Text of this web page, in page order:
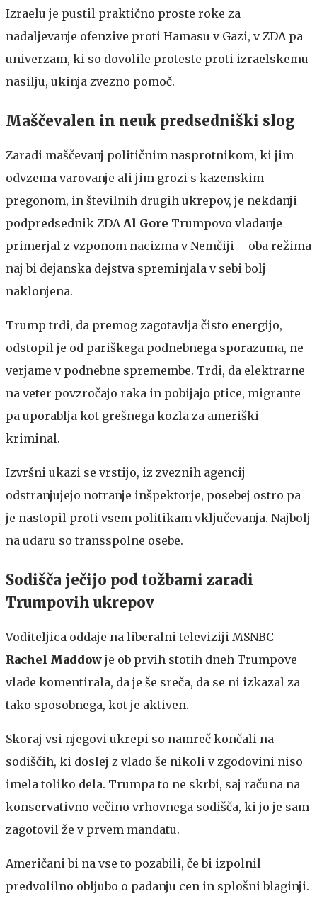
Izraelu je pustil praktično proste roke za
nadaljevanje ofenzive proti Hamasu v Gazi, v ZDA pa
univerzam, ki so dovolile proteste proti izraelskemu
nasilju, ukinja zvezno pomoč.
Maščevalen in neuk predsedniški slog
Zaradi maščevanj političnim nasprotnikom, ki jim
odvzema varovanje ali jim grozi s kazenskim
pregonom, in številnih drugih ukrepov, je nekdanji
podpredsednik ZDA Al Gore Trumpovo vladanje
primerjal z vzponom nacizma v Nemčiji – oba režima
naj bi dejanska dejstva spreminjala v sebi bolj
naklonjena.
Trump trdi, da premog zagotavlja čisto energijo,
odstopil je od pariškega podnebnega sporazuma, ne
verjame v podnebne spremembe. Trdi, da elektrarne
na veter povzročajo raka in pobijajo ptice, migrante
pa uporablja kot grešnega kozla za ameriški
kriminal.
Izvršni ukazi se vrstijo, iz zveznih agencij
odstranjujejo notranje inšpektorje, posebej ostro pa
je nastopil proti vsem politikam vključevanja. Najbolj
na udaru so transspolne osebe.
Sodišča ječijo pod tožbami zaradi
Trumpovih ukrepov
Voditeljica oddaje na liberalni televiziji MSNBC
Rachel Maddow je ob prvih stotih dneh Trumpove
vlade komentirala, da je še sreča, da se ni izkazal za
tako sposobnega, kot je aktiven.
Skoraj vsi njegovi ukrepi so namreč končali na
sodiščih, ki doslej z vlado še nikoli v zgodovini niso
imela toliko dela. Trumpa to ne skrbi, saj računa na
konservativno večino vrhovnega sodišča, ki jo je sam
zagotovil že v prvem mandatu.
Američani bi na vse to pozabili, če bi izpolnil
predvolilno obljubo o padanju cen in splošni blaginji.